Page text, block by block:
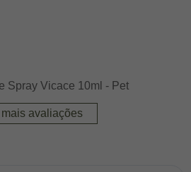
Spray Vicace 10ml - Pet
mais avaliações